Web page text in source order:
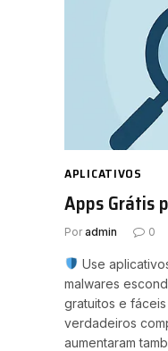
APLICATIVOS
Apps Grátis
Por admin 0
Use
malwares
gratuitos e fáceis
verdadeiros
aumentaram